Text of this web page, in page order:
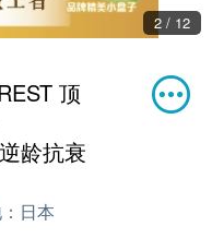
2 / 12
顶
龄抗衰
日本